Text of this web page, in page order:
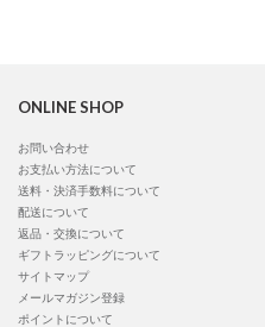
ONLINE SHOP
お問い合わせ
お支払い方法について
送料・決済手数料について
配送について
返品・交換について
ギフトラッピングについて
サイトマップ
メールマガジン登録
ポイントについて